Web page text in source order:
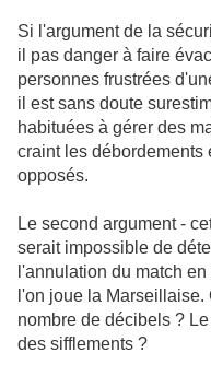
Si l'argument de la
il pas danger à faire
personnes frustrées
il est sans doute
habituées à gérer des
craint les débordements
opposés.
Le second argument -
serait impossible de
l'annulation du match
l'on joue la
nombre de décibels ?
des sifflements ?